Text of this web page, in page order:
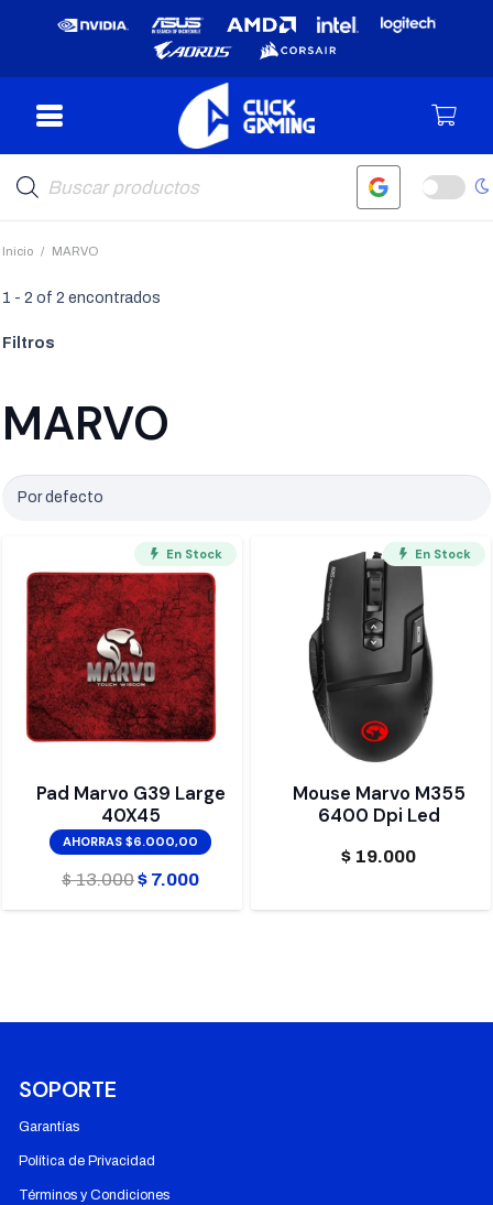
de
productos
Inicio / MARVO
1 -2 of2 encontrados
Filtros
MARVO
En Stock
Pad Marvo G39 Large
40X45
AHORRAS $6.000,00
$13.000El
precio
$ 7.000El
precio
En Stock
Mouse Marvo M355
6400 Dpi Led
$ 19.000
SOPORTE
Garantías
Política de Privacidad
Términos y Condiciones